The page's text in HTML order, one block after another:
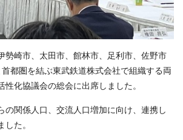
勢崎市、太田市、館林市、足利市、佐野市
都圏を結ぶ東武鉄道株式会社で組織する両
性化協議会の総会に出席しました。
の関係人口、交流人口増加に向け、連携し
た。